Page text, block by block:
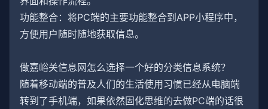
功能整合：将PC端的主要功能整合到APP小程序中，
方便用户随时随地获取信息。
做嘉峪关信息网怎么选择一个好的分类信息系统？
随着移动端的普及人们的生活使用习惯已经从电脑端
转到了手机端，如果依然固化思维的去做PC端的话很